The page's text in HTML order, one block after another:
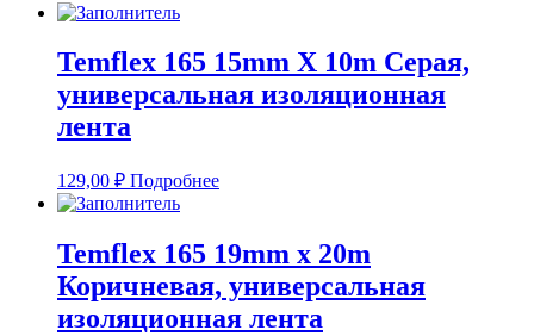
Temflex 165 15mm X 10m Серая,
универсальная изоляционная
лента
129,00 ₽ Подробнее
Temflex 165 19mm x 20m
Коричневая, универсальная
изоляционная лента